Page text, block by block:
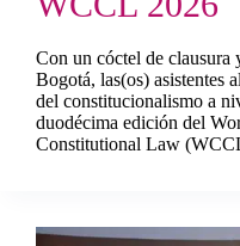
Con un cóctel de clausura
Bogotá, las(os) asistentes
del constitucionalismo a
duodécima edición del
Constitutional Law